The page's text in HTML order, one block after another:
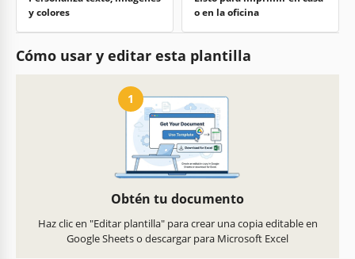
y colores
o en la oficina
Cómo usar y editar esta plantilla
1
Obtén tu documento
Haz clic en "Editar plantilla" para crear una copia editable en
Google Sheets o descargar para Microsoft Excel